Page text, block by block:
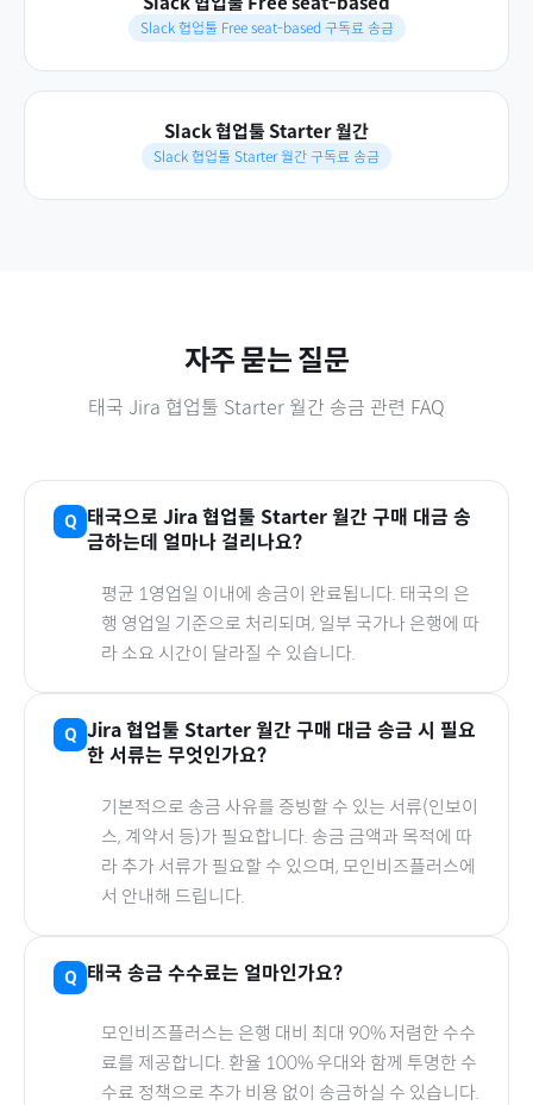
Slack 협업툴 Free seat-based 구독료 송금
Slack 협업툴 Starter 월간
Slack 협업툴 Starter 월간 구독료 송금
자주 묻는 질문
태국 Jira 협업툴 Starter 월간 송금 관련 FAQ
태국으로 Jira 협업툴 Starter 월간구매 대금 송
금하는데 얼마나 걸리나요?
평균 1영업일 이내에 송금이 완료됩니다. 태국의 은
행 영업일 기준으로 처리되며, 일부 국가나 은행에 따
라 소요 시간이 달라질 수 있습니다.
Jira 협업툴 Starter 월간구매 대금 송금 시 필요
한 서류는 무엇인가요?
기본적으로 송금 사유를 증빙할 수 있는 서류(인보이
스, 계약서 등)가 필요합니다. 송금 금액과 목적에 따
라 추가 서류가 필요할 수 있으며, 모인비즈플러스에
서 안내해 드립니다.
태국 송금 수수료는 얼마인가요?
모인비즈플러스는 은행 대비 최대 90% 저렴한 수수
료를 제공합니다. 환율 100% 우대와 함께 투명한 수
수료 정책으로 추가 비용 없이 송금하실 수 있습니다.